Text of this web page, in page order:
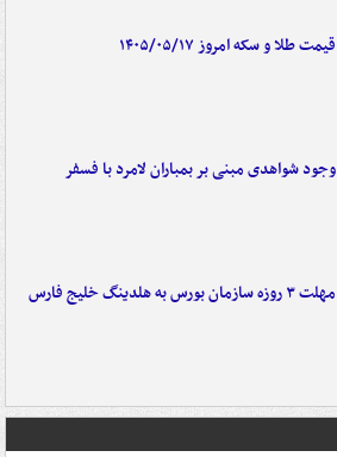
قیمت طلا و سکه امروز ۱۴۰۵/۰۵/۱۷
وجود شواهدی مبنی بر بمباران لامرد با فسفر
مهلت ۳ روزه سازمان بورس به هلدینگ خلیج فارس